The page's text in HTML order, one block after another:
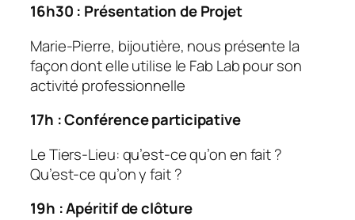
16h30 : Présentation de Projet
Marie-Pierre, bijoutière, nous présente la
façon dont elle utilise le Fab Lab pour son
activité professionnelle
17h : Conférence participative
Le Tiers-Lieu: qu’est-ce qu’on en fait ?
Qu’est-ce qu’on y fait ?
19h : Apéritif de clôture